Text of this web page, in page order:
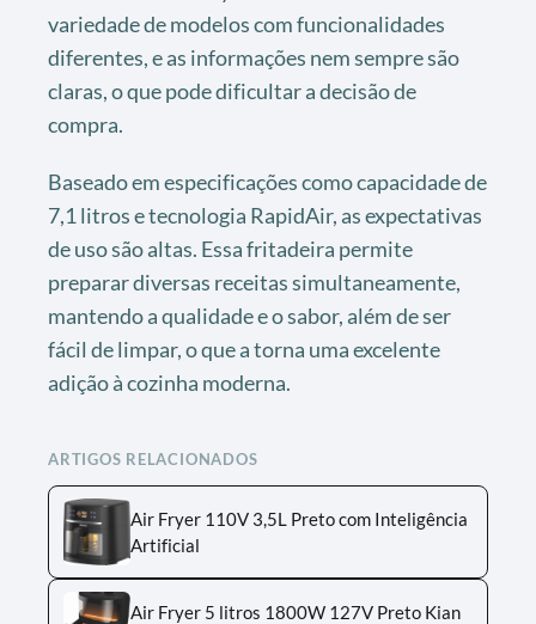
variedade de modelos com funcionalidades
diferentes, e as informações nem sempre são
claras, o que pode dificultar a decisão de
compra.
Baseado em especificações como capacidade de
7,1 litros e tecnologia RapidAir, as expectativas
de uso são altas. Essa fritadeira permite
preparar diversas receitas simultaneamente,
mantendo a qualidade e o sabor, além de ser
fácil de limpar, o que a torna uma excelente
adição à cozinha moderna.
ARTIGOS RELACIONADOS
Air Fryer 110V 3,5L Preto com Inteligência
Artificial
Air Fryer 5 litros 1800W 127V Preto Kian